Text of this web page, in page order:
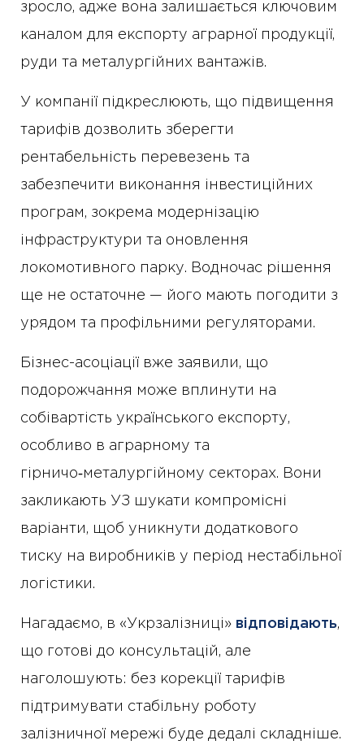
зросло, адже вона залишається ключовим
каналом для експорту аграрної продукції,
руди та металургійних вантажів.
У компанії підкреслюють, що підвищення
тарифів дозволить зберегти
рентабельність перевезень та
забезпечити виконання інвестиційних
програм, зокрема модернізацію
інфраструктури та оновлення
локомотивного парку. Водночас рішення
ще не остаточне — його мають погодити з
урядом та профільними регуляторами.
Бізнес-асоціації вже заявили, що
подорожчання може вплинути на
собівартість українського експорту,
особливо в аграрному та
гірничо‑металургійному секторах. Вони
закликають УЗ шукати компромісні
варіанти, щоб уникнути додаткового
тиску на виробників у період нестабільної
логістики.
Нагадаємо, в «Укрзалізниці» відповідають,
що готові до консультацій, але
наголошують: без корекції тарифів
підтримувати стабільну роботу
залізничної мережі буде дедалі складніше.